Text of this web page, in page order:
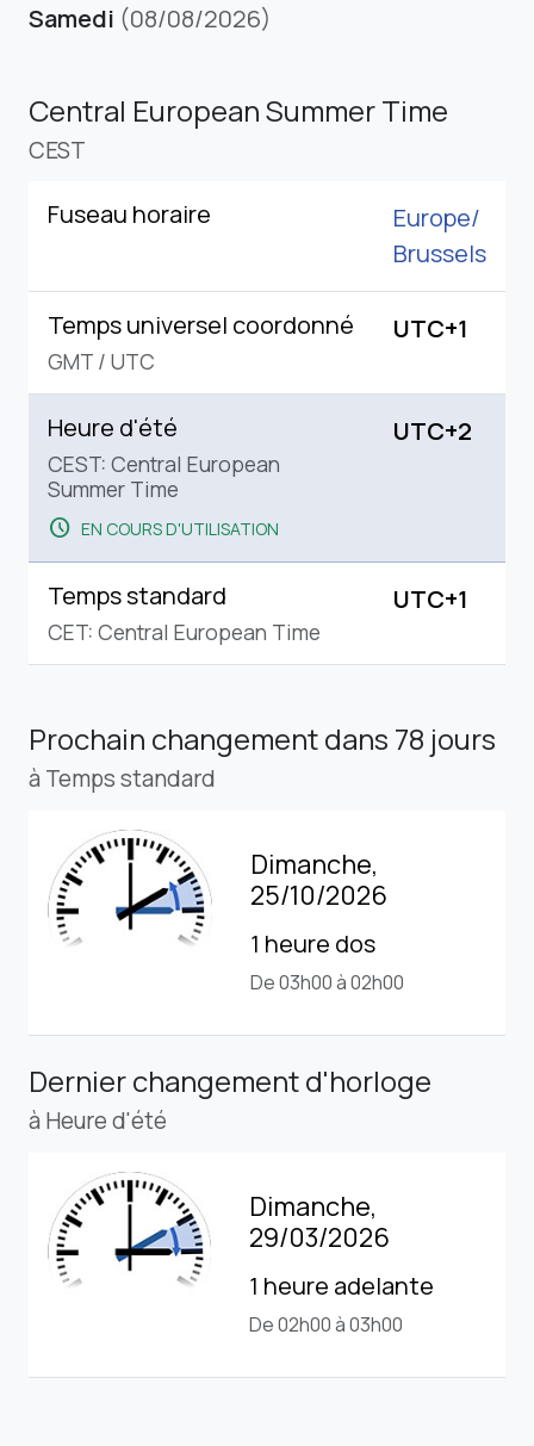
Samedi (08/08/2026)
Central European Summer Time
CEST
Fuseau horaire
Europe/
Brussels
Temps universel coordonné
GMT / UTC
UTC+1
Heure d'été
CEST: Central European
Summer Time
schedule EN COURS D'UTILISATION
UTC+2
Temps standard
CET: Central European Time
UTC+1
Prochain changementdans 78 jours
à Temps standard
Dimanche,
25/10/2026
1 heure dos
De 03h00 à 02h00
Dernier changement d'horloge
à Heure d'été
Dimanche,
29/03/2026
1 heure adelante
De 02h00 à 03h00